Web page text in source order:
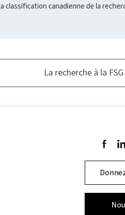
classification canadienne de la
La recherche à la FSG